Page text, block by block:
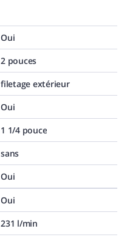
Oui
2 pouces
filetage extérieur
Oui
1 1/4 pouce
sans
Oui
Oui
231 l/min